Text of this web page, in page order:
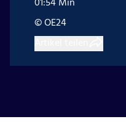
© OE24